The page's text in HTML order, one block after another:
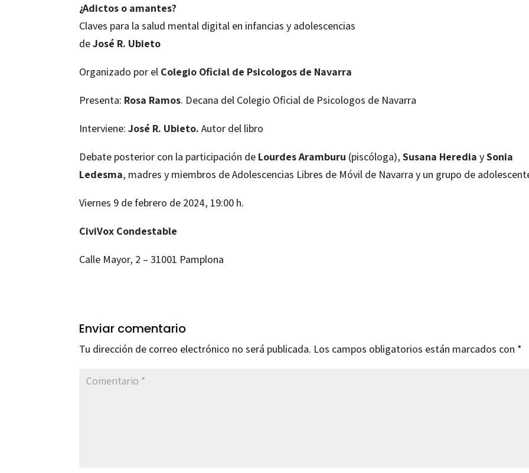
¿Adictos o amantes?
Claves para la salud mental digital en infancias y adolescencias
deJosé R. Ubieto
Organizado por el Colegio Oficial de Psicologos de Navarra
Presenta: Rosa Ramos. Decana del Colegio Oficial de Psicologos de Navarra
Interviene:José R. Ubieto.Autor del libro
Debate posterior con la participación de Lourdes Aramburu (piscóloga),Susana Heredia ySonia
Ledesma, madres y miembros de Adolescencias Libres de Móvil de Navarra y un grupo de
Viernes 9 de febrero de 2024, 19:00 h.
CiviVox Condestable
Calle Mayor, 2 – 31001 Pamplona
Enviar comentario
Tu dirección de correo electrónico no será publicada. Los campos obligatorios están marcados con *